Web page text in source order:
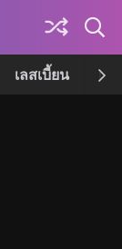
เลสเบี้ยน เค